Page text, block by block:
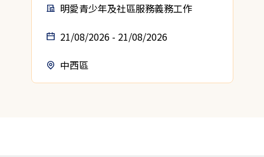
明愛青少年及社區服務義務工作
21/08/2026 - 21/08/2026
中西區